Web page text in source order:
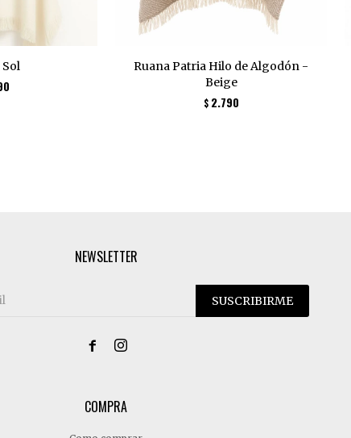
Ruana Patria Hilo de Algodón -
Beige
$ 2.790
COMPRA
NEWSLETTER
SUSCRIBIRME
 